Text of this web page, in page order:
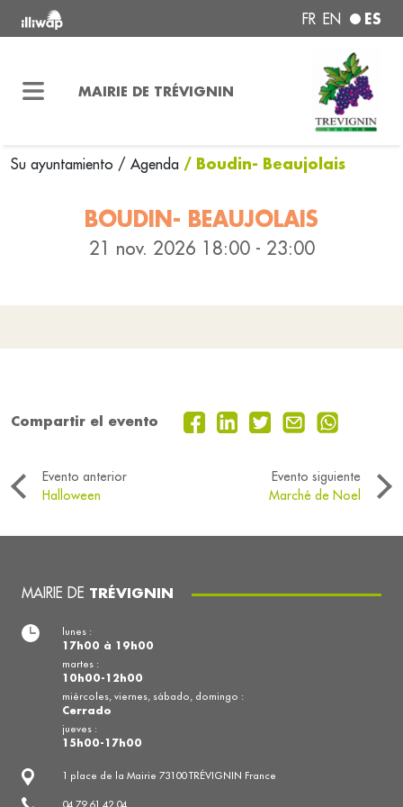
FR EN ES
MAIRIE DE TRÉVIGNIN
Su ayuntamiento / Agenda / Boudin- Beaujolais
BOUDIN- BEAUJOLAIS
21 nov. 2026 18:00 - 23:00
Compartir el evento
Evento anterior
Halloween
Evento siguiente
Marché de Noel
MAIRIE DE TRÉVIGNIN
1 place de la Mairie 73100 TRÉVIGNIN France
lunes :
17h00 à 19h00
martes :
10h00-12h00
miércoles, viernes, sábado, domingo :
Cerrado
jueves :
15h00-17h00